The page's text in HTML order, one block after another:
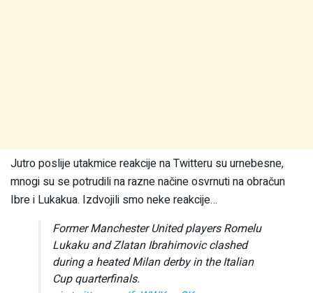
Jutro poslije utakmice reakcije na Twitteru su urnebesne,
mnogi su se potrudili na razne načine osvrnuti na obračun
Ibre i Lukakua. Izdvojili smo neke reakcije…
Former Manchester United players Romelu
Lukaku and Zlatan Ibrahimovic clashed
during a heated Milan derby in the Italian
Cup quarterfinals.